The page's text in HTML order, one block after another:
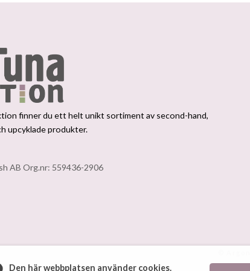
finner du ett helt unikt sortiment av second-hand,
upcyklade produkter.
AB Org.nr: 559436-2906
Den här webbplatsen använder cookies.